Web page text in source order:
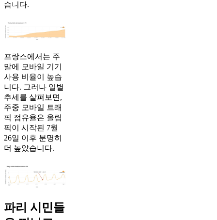
습니다.
프랑스에서는 주
말에 모바일 기기
사용 비율이 높습
니다. 그러나 일별
추세를 살펴보면,
주중 모바일 트래
픽 점유율은 올림
픽이 시작된 7월
26일 이후 분명히
더 높았습니다.
파리 시민들